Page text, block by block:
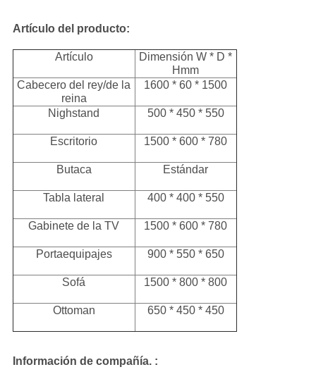
Artículo del producto:
Artículo
Dimensión W * D *
Hmm
Cabecero del rey/de la
reina
1600 * 60 * 1500
Nighstand 500 * 450 * 550
Escritorio 1500 * 600 * 780
Butaca Estándar
Tabla lateral 400 * 400 * 550
Gabinete de la TV 1500 * 600 * 780
Portaequipajes 900 * 550 * 650
Sofá 1500 * 800 * 800
Ottoman 650 * 450 * 450
Información de compañía. :